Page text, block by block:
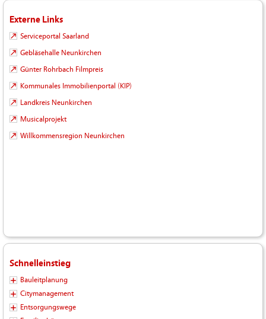
Externe Links
Serviceportal Saarland
Gebläsehalle Neunkirchen
Günter Rohrbach Filmpreis
Kommunales Immobilienportal (KIP)
Landkreis Neunkirchen
Musicalprojekt
Willkommensregion Neunkirchen
Schnelleinstieg
Bauleitplanung
Citymanagement
Entsorgungswege